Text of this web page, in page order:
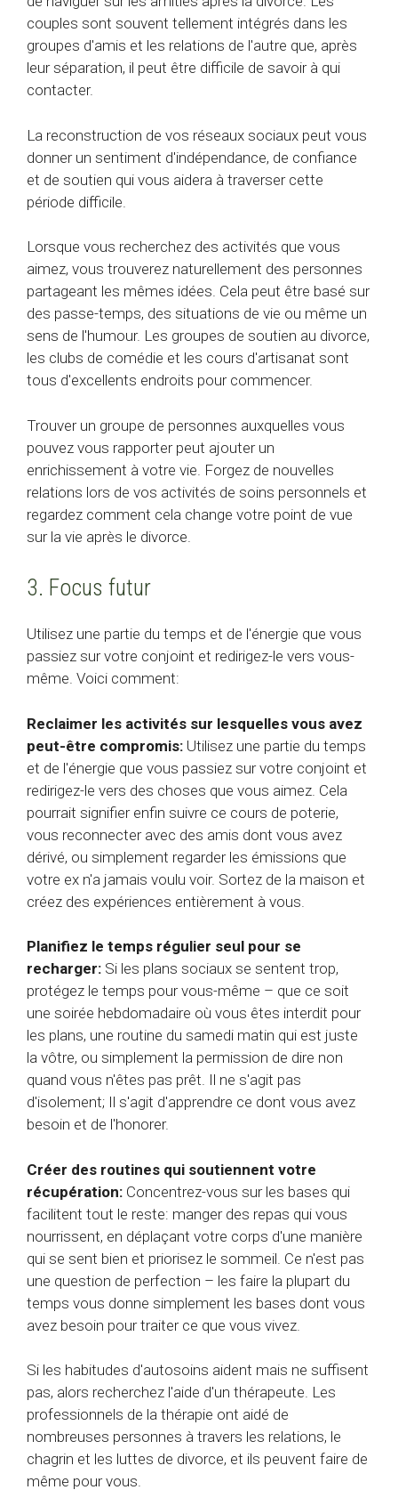
couples sont souvent tellement intégrés dans les
groupes d'amis et les relations de l'autre que, après
leur séparation, il peut être difficile de savoir à qui
contacter.
La reconstruction de vos réseaux sociaux peut vous
donner un sentiment d'indépendance, de confiance
et de soutien qui vous aidera à traverser cette
période difficile.
Lorsque vous recherchez des activités que vous
aimez, vous trouverez naturellement des personnes
partageant les mêmes idées. Cela peut être basé sur
des passe-temps, des situations de vie ou même un
sens de l'humour. Les groupes de soutien au divorce,
les clubs de comédie et les cours d'artisanat sont
tous d'excellents endroits pour commencer.
Trouver un groupe de personnes auxquelles vous
pouvez vous rapporter peut ajouter un
enrichissement à votre vie. Forgez de nouvelles
relations lors de vos activités de soins personnels et
regardez comment cela change votre point de vue
sur la vie après le divorce.
3. Focus futur
Utilisez une partie du temps et de l'énergie que vous
passiez sur votre conjoint et redirigez-le vers vous-
même. Voici comment:
Reclaimer les activités sur lesquelles vous avez
peut-être compromis: Utilisez une partie du temps
et de l'énergie que vous passiez sur votre conjoint et
redirigez-le vers des choses que vous aimez. Cela
pourrait signifier enfin suivre ce cours de poterie,
vous reconnecter avec des amis dont vous avez
dérivé, ou simplement regarder les émissions que
votre ex n'a jamais voulu voir. Sortez de la maison et
créez des expériences entièrement à vous.
Planifiez le temps régulier seul pour se
recharger: Si les plans sociaux se sentent trop,
protégez le temps pour vous-même – que ce soit
une soirée hebdomadaire où vous êtes interdit pour
les plans, une routine du samedi matin qui est juste
la vôtre, ou simplement la permission de dire non
quand vous n'êtes pas prêt. Il ne s'agit pas
d'isolement; Il s'agit d'apprendre ce dont vous avez
besoin et de l'honorer.
Créer des routines qui soutiennent votre
récupération: Concentrez-vous sur les bases qui
facilitent tout le reste: manger des repas qui vous
nourrissent, en déplaçant votre corps d'une manière
qui se sent bien et priorisez le sommeil. Ce n'est pas
une question de perfection – les faire la plupart du
temps vous donne simplement les bases dont vous
avez besoin pour traiter ce que vous vivez.
Si les habitudes d'autosoins aident mais ne suffisent
pas, alors recherchez l'aide d'un thérapeute. Les
professionnels de la thérapie ont aidé de
nombreuses personnes à travers les relations, le
chagrin et les luttes de divorce, et ils peuvent faire de
même pour vous.